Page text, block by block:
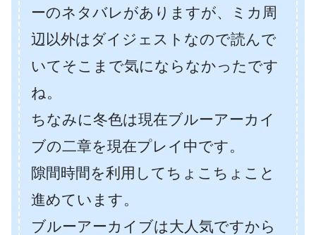
ーのネタバレがありますが、ミカ周
辺以外はダイジェストなので読んで
いてそこまで気にならなかったです
ね。
ちなみに冬色は現在ブルーアーカイ
ブの二章を現在プレイ中です。
隙間時間を利用してちょこちょこと
進めています。
ブルーアーカイブは大人気ですから